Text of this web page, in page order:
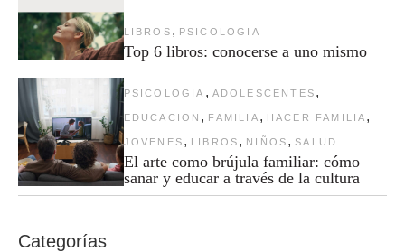
LIBROS , PSICOLOGIA
Top 6 libros: conocerse a uno mismo
PSICOLOGIA , ADOLESCENTES ,
EDUCACION , FAMILIA , HACER FAMILIA ,
JOVENES , LIBROS , NIÑOS , SALUD
El arte como brújula familiar: cómo
sanar y educar a través de la cultura
Categorías